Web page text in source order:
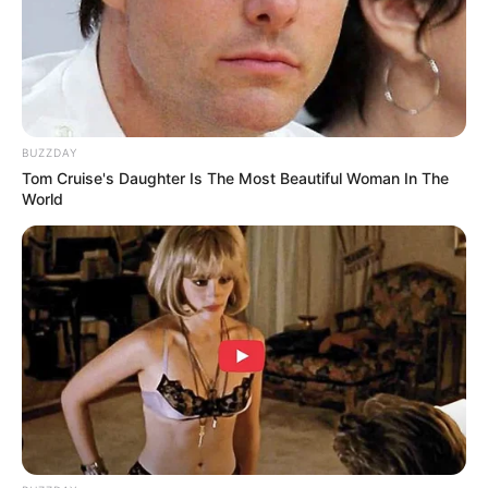
Daftar isi
Biodata & Profil
Nama Lengkap: Park Ji Won
Nama Panggung: Jiwon
Nama Panggilan: Megan, Kkomaengie, The Vitamin
of Fromis_9, Mariah Carey
BUZZDAY
Tom Cruise's Daughter Is The Most Beautiful Woman In The
World